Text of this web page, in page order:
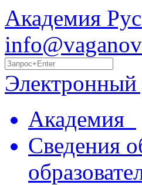
Академия
Электронный
Академия
Сведения